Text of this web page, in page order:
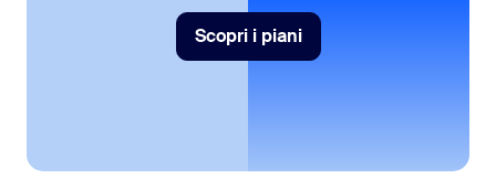
Scopri i piani
Scopri i piani